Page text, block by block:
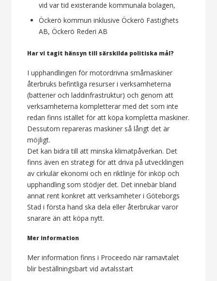
vid var tid existerande kommunala bolagen,
Öckerö kommun inklusive Öckerö Fastighets
AB, Öckerö Rederi AB
Har vi tagit hänsyn till särskilda politiska mål?
I upphandlingen för motordrivna småmaskiner
återbruks befintliga resurser i verksamheterna
(batterier och laddinfrastruktur) och genom att
verksamheterna kompletterar med det som inte
redan finns istället för att köpa kompletta maskiner.
Dessutom repareras maskiner så långt det är
möjligt.
Det kan bidra till att minska klimatpåverkan. Det
finns även en strategi för att driva på utvecklingen
av cirkulär ekonomi och en riktlinje för inköp och
upphandling som stödjer det. Det innebär bland
annat rent konkret att verksamheter i Göteborgs
Stad i första hand ska dela eller återbrukar varor
snarare än att köpa nytt.
Mer information
Mer information finns i Proceedo när ramavtalet
blir beställningsbart vid avtalsstart